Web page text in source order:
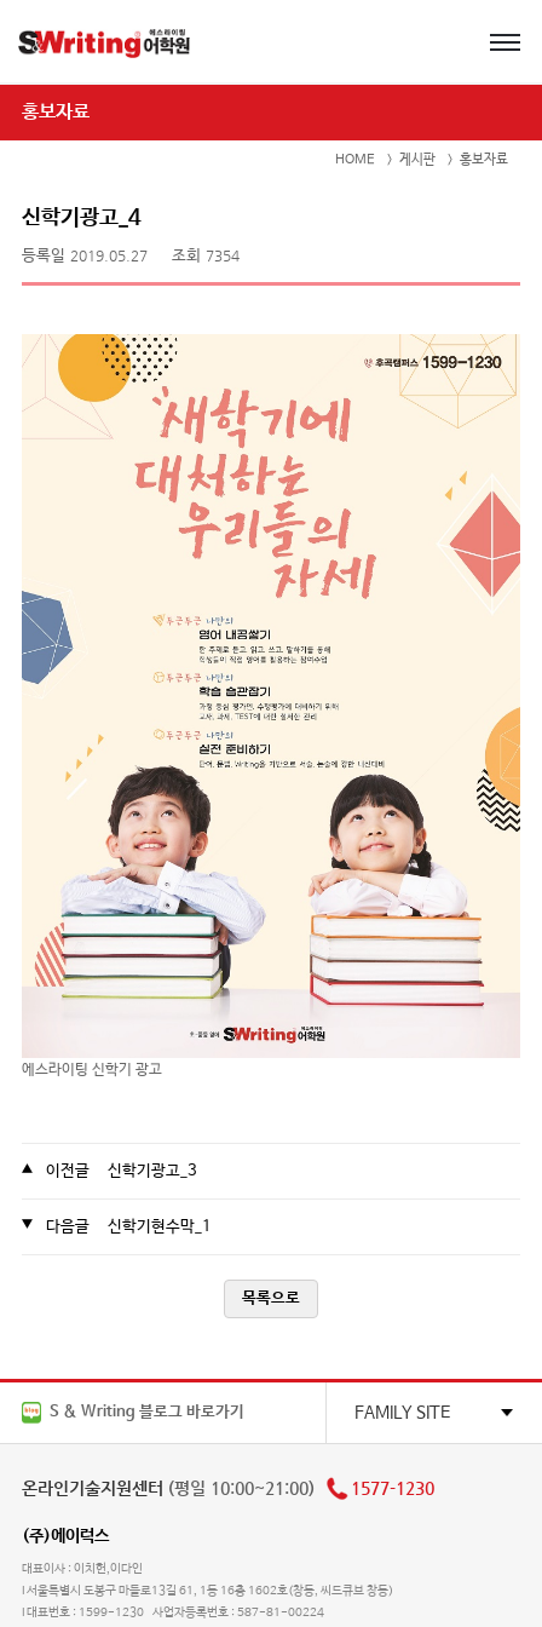
홍보자료
HOME 게시판 홍보자료
신학기광고_4
등록일 2019.05.27 조회 7354
에스라이팅 신학기 광고
이전글 신학기광고_3
다음글 신학기현수막_1
목록으로
S & Writing 블로그 바로가기 FAMILY SITE
온라인기술지원센터 (평일 10:00~21:00) 1577-1230
(주)에이럭스
대표이사 : 이치헌,이다인
서울특별시 도봉구 마들로13길 61, 1동 16층 1602호(창동, 씨드큐브 창동)
대표번호 : 1599-1230 사업자등록번호 : 587-81-00224